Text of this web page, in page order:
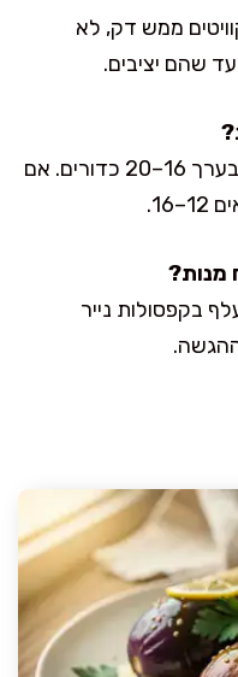
ממש דק, לא
שהם יציבים.
תלוי בגודל. בגודל ביס מתקבלים בערך 16–20 כדורים. אם
בקפסולות נייר